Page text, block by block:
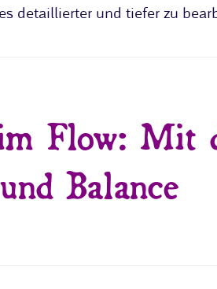
detaillierter und tiefer zu
Flow: Mit
Balance